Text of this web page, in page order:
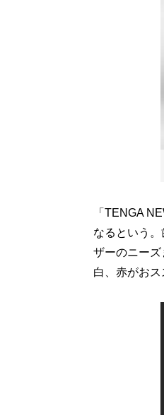
「TENGA
なるという
ザーのニー
白、赤がおス